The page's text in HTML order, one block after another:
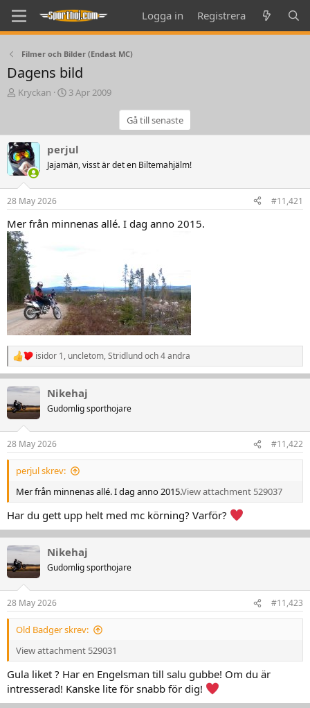
Logga in Registrera
Filmer och Bilder (Endast MC)
Dagens bild
T
a
d
s
t
a
r
e
r
Kryckan
S
d
a
e
3 Apr 2009
Gå till senaste
perjul
Jajamän, visst är det en Biltemahjälm!
28 May 2026 #11,421
Mer från minnenas allé. I dag anno 2015.
R
e
a
k
t
i
e
r
isidor 1, uncletom,Stridlundoch 4 andra
Nikehaj
Gudomlig sporthojare
28 May 2026 #11,422
perjul skrev:
Mer från minnenas allé. I dag anno 2015.View attachment 529037
Har du gett upp helt med mc körning? Varför?
Nikehaj
Gudomlig sporthojare
28 May 2026 #11,423
Old Badger skrev:
View attachment 529031
Gula liket ? Har en Engelsman till salu gubbe! Om du är
intresserad! Kanske lite för snabb för dig!